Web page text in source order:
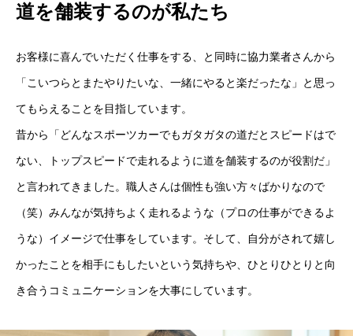
道を舗装するのが私たち
お客様に喜んでいただく仕事をする、と同時に協力業者さんから
「こいつらとまたやりたいな、一緒にやると楽だったな」と思っ
てもらえることを目指しています。
昔から「どんなスポーツカーでもガタガタの道だとスピードはで
ない、トップスピードで走れるように道を舗装するのが役割だ」
と言われてきました。職人さんは個性も強い方々ばかりなので
（笑）みんなが気持ちよく走れるような（プロの仕事ができるよ
うな）イメージで仕事をしています。そして、自分がされて嬉し
かったことを相手にもしたいという気持ちや、ひとりひとりと向
き合うコミュニケーションを大事にしています。